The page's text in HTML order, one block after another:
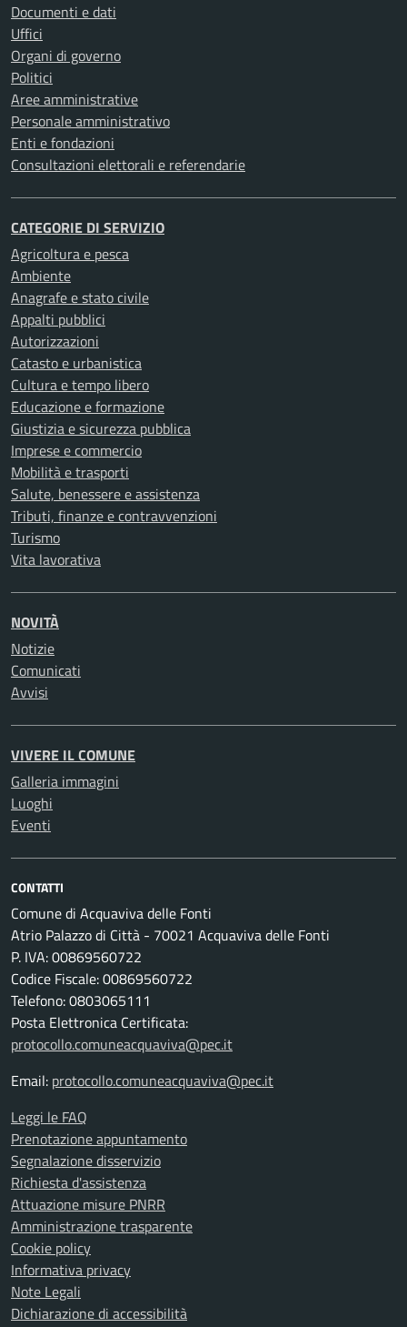
Documenti e dati
Uffici
Organi di governo
Politici
Aree amministrative
Personale amministrativo
Enti e fondazioni
Consultazioni elettorali e referendarie
CATEGORIE DI SERVIZIO
Agricoltura e pesca
Ambiente
Anagrafe e stato civile
Appalti pubblici
Autorizzazioni
Catasto e urbanistica
Cultura e tempo libero
Educazione e formazione
Giustizia e sicurezza pubblica
Imprese e commercio
Mobilità e trasporti
Salute, benessere e assistenza
Tributi, finanze e contravvenzioni
Turismo
Vita lavorativa
NOVITÀ
Notizie
Comunicati
Avvisi
VIVERE IL COMUNE
Galleria immagini
Luoghi
Eventi
CONTATTI
Comune di Acquaviva delle Fonti
Atrio Palazzo di Città - 70021 Acquaviva delle Fonti
P. IVA: 00869560722
Codice Fiscale: 00869560722
Telefono: 0803065111
Posta Elettronica Certificata:
protocollo.comuneacquaviva@pec.it
Email: protocollo.comuneacquaviva@pec.it
Leggi le FAQ
Prenotazione appuntamento
Segnalazione disservizio
Richiesta d'assistenza
Attuazione misure PNRR
Amministrazione trasparente
Cookie policy
Informativa privacy
Note Legali
Dichiarazione di accessibilità